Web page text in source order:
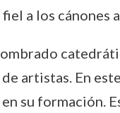
a los cánones
artistas. En
su formación.